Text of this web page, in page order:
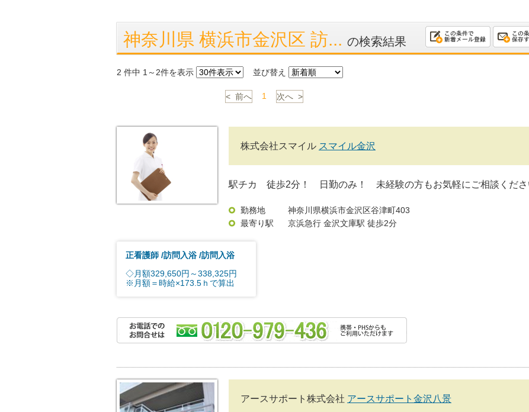
神奈川県 横浜市金沢区 訪... の検索結果
2 件中 1～2件を表示 並び替え
< 前へ 1 次へ >
株式会社スマイル スマイル金沢
駅チカ 徒歩2分！ 日勤のみ！ 未経験の方もお気軽にご相談くださ
勤務地
神奈川県横浜市金沢区谷津町403
最寄り駅
京浜急行 金沢文庫駅 徒歩2分
正看護師 訪問入浴 訪問入浴
◇月額329,650円～338,325円
※月額＝時給×173.5ｈで算出
アースサポート株式会社 アースサポート金沢八景